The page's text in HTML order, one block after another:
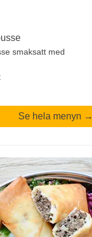
smaksatt med
Se hela menyn →